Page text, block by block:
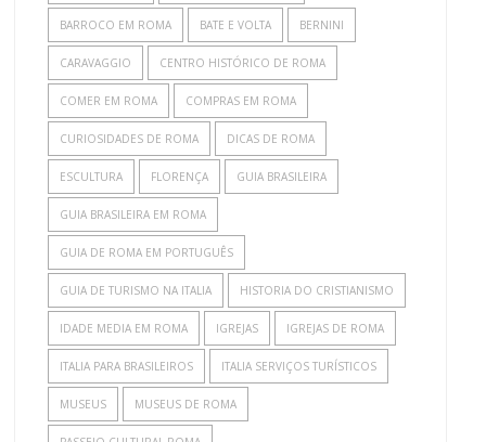
BARROCO EM ROMA BATE E VOLTA BERNINI
CARAVAGGIO CENTRO HISTÓRICO DE ROMA
COMER EM ROMA COMPRAS EM ROMA
CURIOSIDADES DE ROMA DICAS DE ROMA
ESCULTURA FLORENÇA GUIA BRASILEIRA
GUIA BRASILEIRA EM ROMA
GUIA DE ROMA EM PORTUGUÊS
GUIA DE TURISMO NA ITALIA HISTORIA DO CRISTIANISMO
IDADE MEDIA EM ROMA IGREJAS IGREJAS DE ROMA
ITALIA PARA BRASILEIROS ITALIA SERVIÇOS TURÍSTICOS
MUSEUS MUSEUS DE ROMA